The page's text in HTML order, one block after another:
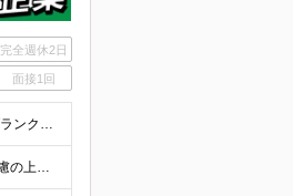
完全週休2日
面接1回
●学歴不問 ●普通自動車運転免許（AT限定可） ●不動産業界での営業経験をお持ちの方 ●ブランクOK ～こんな方を求めています～ ・目標を意識して行動することができる人 ・指示待ちではなく自身で考え
■想定年収500万円～ 月給40万円～＋各種インセンティブ＋資格手当 ※経験・スキルを考慮の上、当社規定により優遇致します ※試用期間3ヶ月あり。(給与・待遇・雇用形態に差異はありません) ※管理